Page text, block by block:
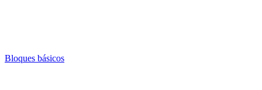
Bloques básicos